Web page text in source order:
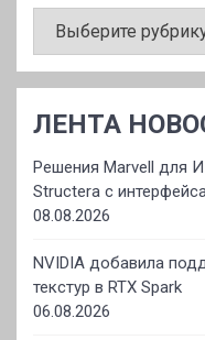
ЛЕНТА
Решения Marvell для
Structera с
08.08.2026
NVIDIA добавила
текстур в RTX Spark
06.08.2026